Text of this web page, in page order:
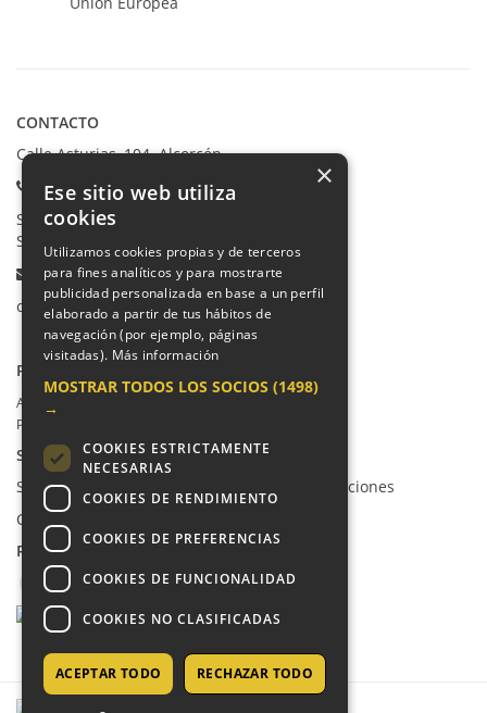
CONTACTO
Calle Asturias, 104. Alcorcón
Teléfonos:
Secretaría Ppal:
Secretaría Infantil:
Email:
colegio@villalkor.com
PRIVACIDAD
Aviso legal / Política de privacidad
Política de cookies
SUGERENCIAS Y CANAL DE DENUNCIAS
Sugerencias, Quejas, Reclamaciones y Felicitaciones
Canal de denuncias
REDES SOCIALES
×
Ese sitio web utiliza
cookies
Utilizamos cookies propias y de terceros
para fines analíticos y para mostrarte
publicidad personalizada en base a un perfil
elaborado a partir de tus hábitos de
navegación (por ejemplo, páginas
visitadas). Más información
MOSTRAR TODOS LOS SOCIOS (1498)
→
COOKIES ESTRICTAMENTE
NECESARIAS
COOKIES DE RENDIMIENTO
COOKIES DE PREFERENCIAS
COOKIES DE FUNCIONALIDAD
COOKIES NO CLASIFICADAS
ACEPTAR TODO RECHAZAR TODO